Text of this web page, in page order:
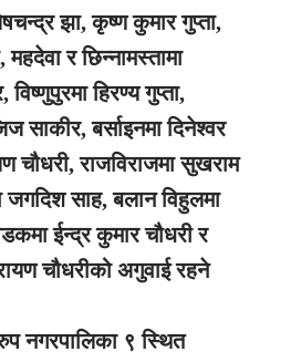
झा, कृष्ण कुमार गुप्ता,
महदेवा र छिन्नामस्तामा
हिरण्य गुप्ता,
साकीर, बर्साइनमा दिनेश्वर
चौधरी, राजविराजमा सुखराम
जगदिश साह, बलान विहुलमा
ईन्द्र कुमार चौधरी र
चौधरीको अगुवाई रहने
नगरपालिका ९ स्थित